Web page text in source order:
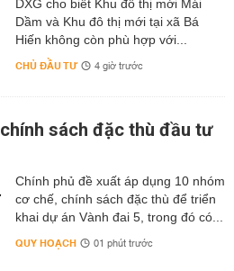
DXG cho biết Khu đô thị mới Mái
Dầm và Khu đô thị mới tại xã Bá
Hiến không còn phù hợp với...
CHỦ ĐẦU TƯ 4 giờ trước
sách đặc thù đầu tư
Chính phủ đề xuất áp dụng 10 nhóm
cơ chế, chính sách đặc thù để triển
khai dự án Vành đai 5, trong đó có...
QUY HOẠCH 01 phút trước